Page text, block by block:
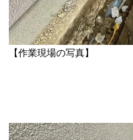
【作業現場の写真】